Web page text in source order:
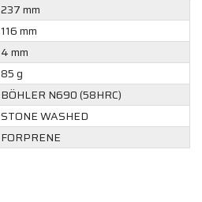
237 mm
116 mm
4 mm
85 g
BÖHLER N690 (58HRC)
STONE WASHED
FORPRENE